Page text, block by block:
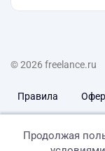
© 2026 freelance.ru
Правила
Продолжая